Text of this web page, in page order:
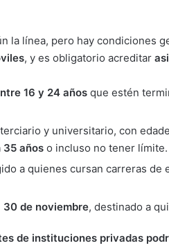
la línea, pero hay condiciones
, y es obligatorio acreditar
16 y 24 años que estén
y universitario, con
35 años o incluso no tener límite.
a quienes cursan carreras
30 de noviembre, destinado a
de instituciones privadas